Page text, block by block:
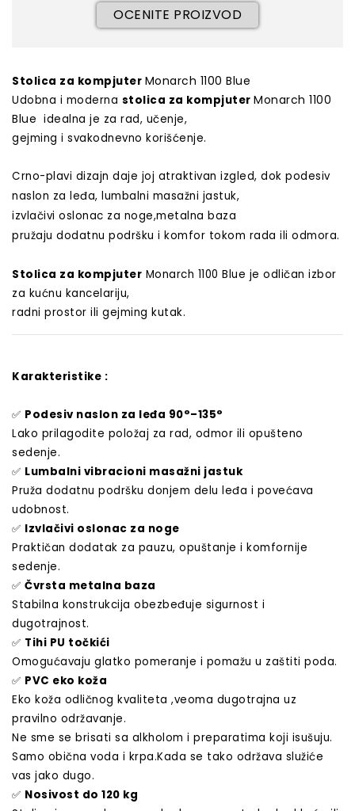
OCENITE PROIZVOD
Stolica za kompjuter Monarch 1100 Blue
Udobna i moderna stolica za kompjuter Monarch 1100
Blue idealna je za rad, učenje,
gejming i svakodnevno korišćenje.
Crno-plavi dizajn daje joj atraktivan izgled, dok podesiv
naslon za leđa, lumbalni masažni jastuk,
izvlačivi oslonac za noge,metalna baza
pružaju dodatnu podršku i komfor tokom rada ili odmora.
Stolica za kompjuter Monarch 1100 Blue je odličan izbor
za kućnu kancelariju,
radni prostor ili gejming kutak.
Karakteristike :
✅ Podesiv naslon za leđa 90°–135°
Lako prilagodite položaj za rad, odmor ili opušteno
sedenje.
✅ Lumbalni vibracioni masažni jastuk
Pruža dodatnu podršku donjem delu leđa i povećava
udobnost.
✅ Izvlačivi oslonac za noge
Praktičan dodatak za pauzu, opuštanje i komfornije
sedenje.
✅ Čvrsta metalna baza
Stabilna konstrukcija obezbeđuje sigurnost i
dugotrajnost.
✅ Tihi PU točkići
Omogućavaju glatko pomeranje i pomažu u zaštiti poda.
✅ PVC eko koža
Eko koža odličnog kvaliteta ,veoma dugotrajna uz
pravilno održavanje.
Ne sme se brisati sa alkholom i preparatima koji isušuju.
Samo obična voda i krpa.Kada se tako održava služiće
vas jako dugo.
✅ Nosivost do 120 kg